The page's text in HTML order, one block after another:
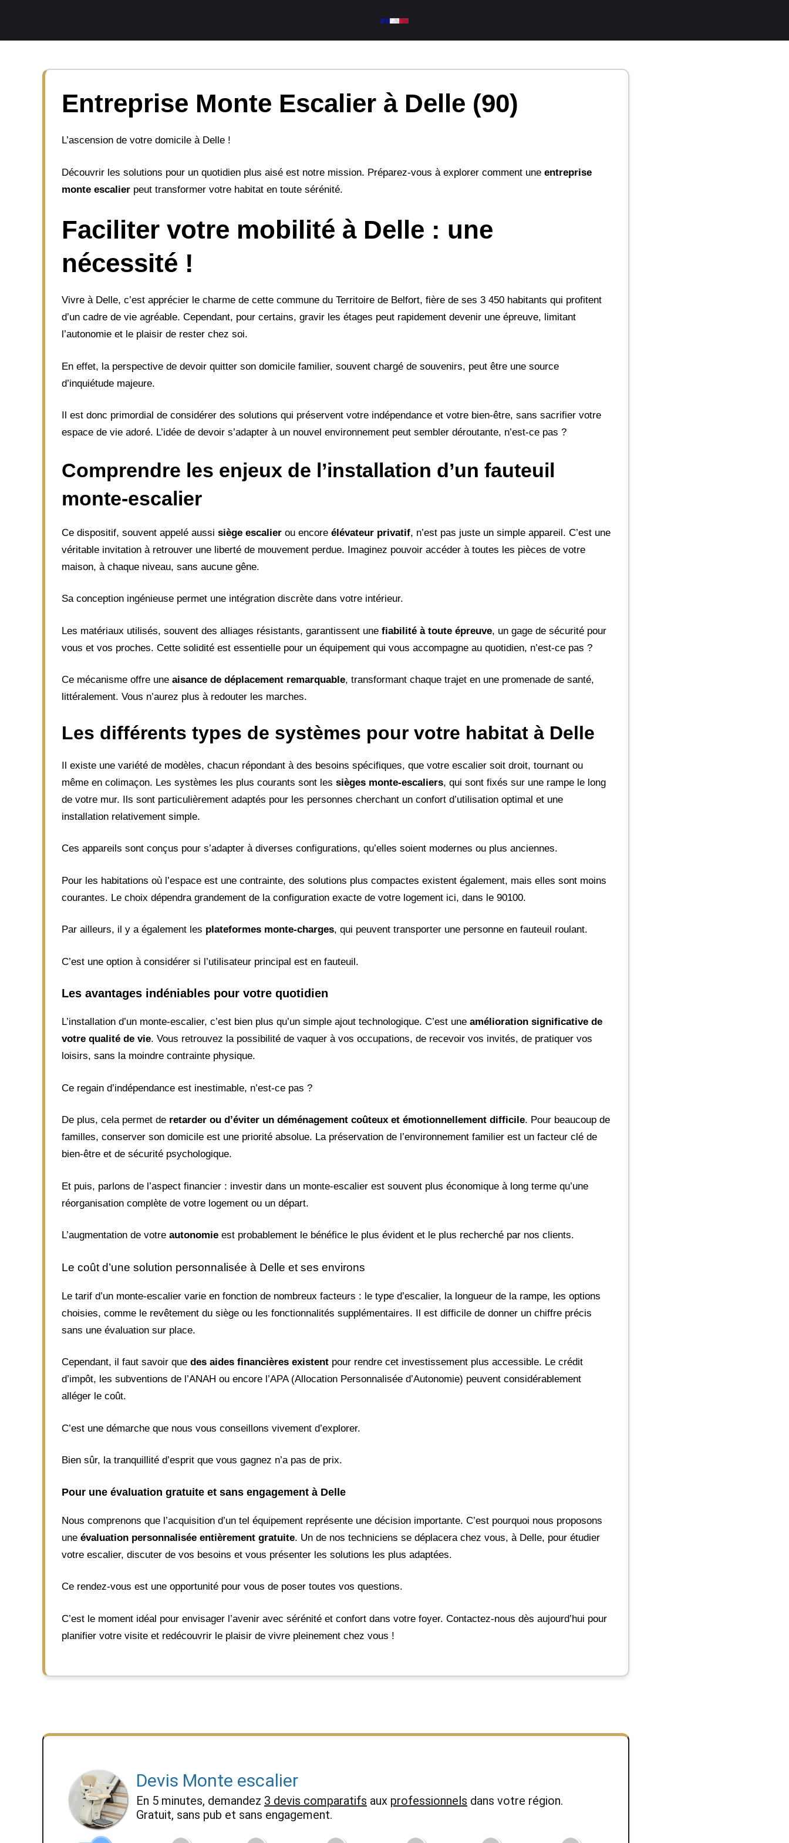
contenu
Entreprise Monte Escalier à Delle (90)
L’ascension de votre domicile à Delle !
Découvrir les solutions pour un quotidien plus aisé est notre mission. Préparez-vous à explorer comment une entreprise
monte escalier peut transformer votre habitat en toute sérénité.
Faciliter votre mobilité à Delle : une
nécessité !
Vivre à Delle, c’est apprécier le charme de cette commune du Territoire de Belfort, fière de ses 3 450 habitants qui profitent
d’un cadre de vie agréable. Cependant, pour certains, gravir les étages peut rapidement devenir une épreuve, limitant
l’autonomie et le plaisir de rester chez soi.
En effet, la perspective de devoir quitter son domicile familier, souvent chargé de souvenirs, peut être une source
d’inquiétude majeure.
Il est donc primordial de considérer des solutions qui préservent votre indépendance et votre bien-être, sans sacrifier votre
espace de vie adoré. L’idée de devoir s’adapter à un nouvel environnement peut sembler déroutante, n’est-ce pas ?
Comprendre les enjeux de l’installation d’un fauteuil
monte-escalier
Ce dispositif, souvent appelé aussi siège escalier ou encore élévateur privatif, n’est pas juste un simple appareil. C’est une
véritable invitation à retrouver une liberté de mouvement perdue. Imaginez pouvoir accéder à toutes les pièces de votre
maison, à chaque niveau, sans aucune gêne.
Sa conception ingénieuse permet une intégration discrète dans votre intérieur.
Les matériaux utilisés, souvent des alliages résistants, garantissent une fiabilité à toute épreuve, un gage de sécurité pour
vous et vos proches. Cette solidité est essentielle pour un équipement qui vous accompagne au quotidien, n’est-ce pas ?
Ce mécanisme offre une aisance de déplacement remarquable, transformant chaque trajet en une promenade de santé,
littéralement. Vous n’aurez plus à redouter les marches.
Les différents types de systèmes pour votre habitat à Delle
Il existe une variété de modèles, chacun répondant à des besoins spécifiques, que votre escalier soit droit, tournant ou
même en colimaçon. Les systèmes les plus courants sont les sièges monte-escaliers, qui sont fixés sur une rampe le long
de votre mur. Ils sont particulièrement adaptés pour les personnes cherchant un confort d’utilisation optimal et une
installation relativement simple.
Ces appareils sont conçus pour s’adapter à diverses configurations, qu’elles soient modernes ou plus anciennes.
Pour les habitations où l’espace est une contrainte, des solutions plus compactes existent également, mais elles sont moins
courantes. Le choix dépendra grandement de la configuration exacte de votre logement ici, dans le 90100.
Par ailleurs, il y a également les plateformes monte-charges, qui peuvent transporter une personne en fauteuil roulant.
C’est une option à considérer si l’utilisateur principal est en fauteuil.
Les avantages indéniables pour votre quotidien
L’installation d’un monte-escalier, c’est bien plus qu’un simple ajout technologique. C’est une amélioration significative de
votre qualité de vie. Vous retrouvez la possibilité de vaquer à vos occupations, de recevoir vos invités, de pratiquer vos
loisirs, sans la moindre contrainte physique.
Ce regain d’indépendance est inestimable, n’est-ce pas ?
De plus, cela permet de retarder ou d’éviter un déménagement coûteux et émotionnellement difficile. Pour beaucoup de
familles, conserver son domicile est une priorité absolue. La préservation de l’environnement familier est un facteur clé de
bien-être et de sécurité psychologique.
Et puis, parlons de l’aspect financier : investir dans un monte-escalier est souvent plus économique à long terme qu’une
réorganisation complète de votre logement ou un départ.
L’augmentation de votre autonomie est probablement le bénéfice le plus évident et le plus recherché par nos clients.
Le coût d’une solution personnalisée à Delle et ses environs
Le tarif d’un monte-escalier varie en fonction de nombreux facteurs : le type d’escalier, la longueur de la rampe, les options
choisies, comme le revêtement du siège ou les fonctionnalités supplémentaires. Il est difficile de donner un chiffre précis
sans une évaluation sur place.
Cependant, il faut savoir que des aides financières existent pour rendre cet investissement plus accessible. Le crédit
d’impôt, les subventions de l’ANAH ou encore l’APA (Allocation Personnalisée d’Autonomie) peuvent considérablement
alléger le coût.
C’est une démarche que nous vous conseillons vivement d’explorer.
Bien sûr, la tranquillité d’esprit que vous gagnez n’a pas de prix.
Pour une évaluation gratuite et sans engagement à Delle
Nous comprenons que l’acquisition d’un tel équipement représente une décision importante. C’est pourquoi nous proposons
une évaluation personnalisée entièrement gratuite. Un de nos techniciens se déplacera chez vous, à Delle, pour étudier
votre escalier, discuter de vos besoins et vous présenter les solutions les plus adaptées.
Ce rendez-vous est une opportunité pour vous de poser toutes vos questions.
C’est le moment idéal pour envisager l’avenir avec sérénité et confort dans votre foyer. Contactez-nous dès aujourd’hui pour
planifier votre visite et redécouvrir le plaisir de vivre pleinement chez vous !
Devis Monte escalier
En 5 minutes, demandez 3 devis comparatifs aux professionnels dans votre région.
Gratuit, sans pub et sans engagement.